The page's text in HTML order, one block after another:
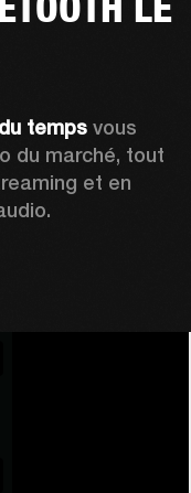
temps vous
du marché, tout
et en